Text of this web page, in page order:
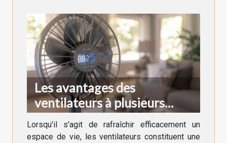
Les avantages des
ventilateurs à plusieurs
vitesses et fonctions turbo
Lorsqu'il s'agit de rafraîchir efficacement un
espace de vie, les ventilateurs constituent une